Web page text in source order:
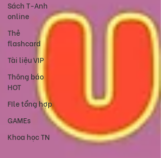
Sách T-Anh
online
Thẻ
flashcard
Tài liệu VIP
Thông báo
HOT
FIle tổng hợp
GAMEs
Khoa học TN